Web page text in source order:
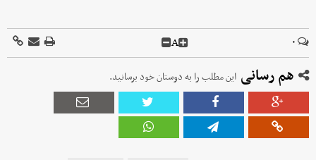
۰ A
هم رسانی این مطلب را به دوستان خود برسانید.